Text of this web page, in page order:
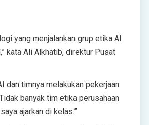
yang menjalankan grup etika AI
kata Ali Alkhatib, direktur Pusat
dan timnya melakukan pekerjaan
banyak tim etika perusahaan
ajarkan di kelas.”